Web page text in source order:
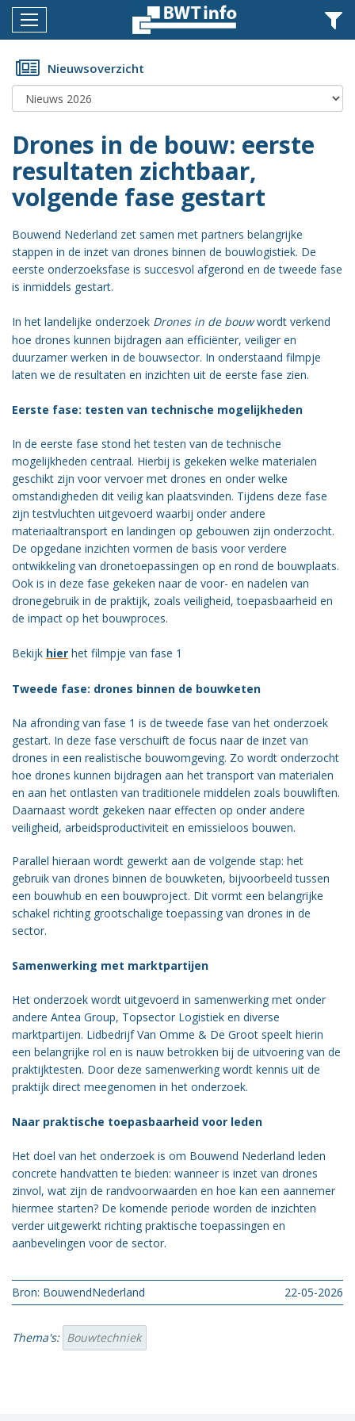
Menu
Home
Nieuws
Documenten
Dossiers
Opleidingen
Over
BMK
Vacatures
Vereniging
Contact
Nieuwsoverzicht
Drones in de bouw: eerste
resultaten zichtbaar,
volgende fase gestart
Bouwend Nederland zet samen met partners belangrijke
stappen in de inzet van drones binnen de bouwlogistiek. De
eerste onderzoeksfase is succesvol afgerond en de tweede fase
is inmiddels gestart.
In het landelijke onderzoek Drones in de bouwwordt verkend
hoe drones kunnen bijdragen aan efficiënter, veiliger en
duurzamer werken in de bouwsector. In onderstaand filmpje
laten we de resultaten en inzichten uit de eerste fase zien.
Eerste fase: testen van technische mogelijkheden
In de eerste fase stond het testen van de technische
mogelijkheden centraal. Hierbij is gekeken welke materialen
geschikt zijn voor vervoer met drones en onder welke
omstandigheden dit veilig kan plaatsvinden. Tijdens deze fase
zijn testvluchten uitgevoerd waarbij onder andere
materiaaltransport en landingen op gebouwen zijn onderzocht.
De opgedane inzichten vormen de basis voor verdere
ontwikkeling van dronetoepassingen op en rond de bouwplaats.
Ook is in deze fase gekeken naar de voor- en nadelen van
dronegebruik in de praktijk, zoals veiligheid, toepasbaarheid en
de impact op het bouwproces.
Bekijk hier het filmpje van fase 1
Tweede fase: drones binnen de bouwketen
Na afronding van fase 1 is de tweede fase van het onderzoek
gestart. In deze fase verschuift de focus naar de inzet van
drones in een realistische bouwomgeving. Zo wordt onderzocht
hoe drones kunnen bijdragen aan het transport van materialen
en aan het ontlasten van traditionele middelen zoals bouwliften.
Daarnaast wordt gekeken naar effecten op onder andere
veiligheid, arbeidsproductiviteit en emissieloos bouwen.
Parallel hieraan wordt gewerkt aan de volgende stap: het
gebruik van drones binnen de bouwketen, bijvoorbeeld tussen
een bouwhub en een bouwproject. Dit vormt een belangrijke
schakel richting grootschalige toepassing van drones in de
sector.
Samenwerking met marktpartijen
Het onderzoek wordt uitgevoerd in samenwerking met onder
andere Antea Group, Topsector Logistiek en diverse
marktpartijen. Lidbedrijf Van Omme & De Groot speelt hierin
een belangrijke rol en is nauw betrokken bij de uitvoering van de
praktijktesten. Door deze samenwerking wordt kennis uit de
praktijk direct meegenomen in het onderzoek.
Naar praktische toepasbaarheid voor leden
Het doel van het onderzoek is om Bouwend Nederland leden
concrete handvatten te bieden: wanneer is inzet van drones
zinvol, wat zijn de randvoorwaarden en hoe kan een aannemer
hiermee starten? De komende periode worden de inzichten
verder uitgewerkt richting praktische toepassingen en
aanbevelingen voor de sector.
Bron: BouwendNederland 22-05-2026
Thema's: Bouwtechniek